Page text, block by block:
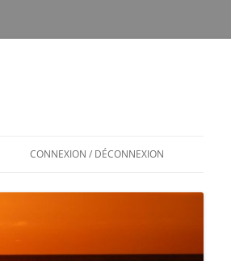
350 SL LES SOUCIS D’UNE
CONNEXION / DÉCONNEXION